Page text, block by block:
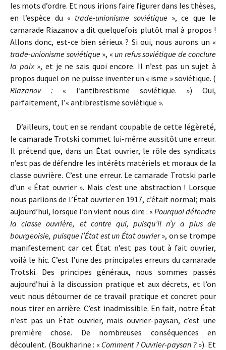
les mots d’ordre. Et nous irions faire figurer dans les thèses,
en l’espèce du « trade-unionisme soviétique », ce que le
camarade Riazanov a dit quelquefois plutôt mal à propos !
Allons donc, est-ce bien sérieux ? Si oui, nous aurons un «
trade-unionisme soviétique », « un refus soviétique de conclure
la paix », et je ne sais quoi encore. Il n’est pas un sujet à
propos duquel on ne puisse inventer un « isme » soviétique. (
Riazanov : « l’antibrestisme soviétique. ») Oui,
parfaitement, l’« antibrestisme soviétique ».
D’ailleurs, tout en se rendant coupable de cette légèreté,
le camarade Trotski commet lui-même aussitôt une erreur.
Il prétend que, dans un État ouvrier, le rôle des syndicats
n’est pas de défendre les intérêts matériels et moraux de la
classe ouvrière. C’est une erreur. Le camarade Trotski parle
d’un « État ouvrier ». Mais c’est une abstraction ! Lorsque
nous parlions de l’État ouvrier en 1917, c’était normal; mais
aujourd’hui, lorsque l’on vient nous dire : « Pourquoi défendre
la classe ouvrière, et contre qui, puisqu’il n’y a plus de
bourgeoisie, puisque l’État est un État ouvrier», on se trompe
manifestement car cet État n’est pas tout à fait ouvrier,
voilà le hic. C’est l’une des principales erreurs du camarade
Trotski. Des principes généraux, nous sommes passés
aujourd’hui à la discussion pratique et aux décrets, et l’on
veut nous détourner de ce travail pratique et concret pour
nous tirer en arrière. C’est inadmissible. En fait, notre État
n’est pas un État ouvrier, mais ouvrier-paysan, c’est une
première chose. De nombreuses conséquences en
découlent. (Boukharine : « Comment ? Ouvrier-paysan ?»). Et